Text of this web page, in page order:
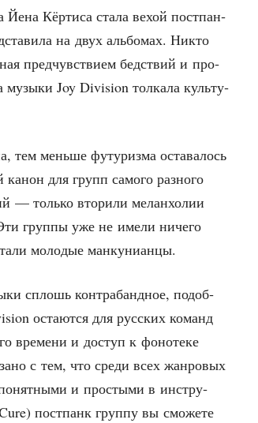
Кёр­ти­са ста­ла вехой пост­пан­
на двух аль­бо­мах. Никто
пред­чув­стви­ем бед­ствий и про­
Joy Division тол­ка­ла куль­ту­
тем мень­ше футу­риз­ма оста­ва­лось
для групп само­го раз­но­го
— толь­ко вто­ри­ли мелан­хо­лии
груп­пы уже не име­ли ниче­го
моло­дые манкунианцы.
сплошь кон­тра­банд­ное, подоб­
оста­ют­ся для рус­ских команд
вре­ме­ни и доступ к фоно­те­ке
с тем, что сре­ди всех жан­ро­вых
и про­сты­ми в инстру­
пост­панк груп­пу вы смо­же­те